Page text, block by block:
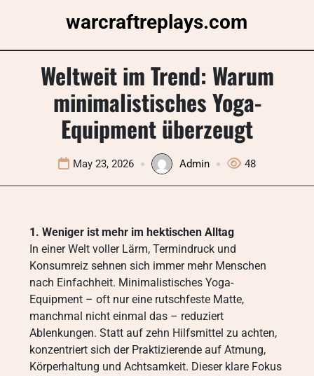
warcraftreplays.com
Weltweit im Trend: Warum
minimalistisches Yoga-
Equipment überzeugt
May 23, 2026 Admin 48
1. Weniger ist mehr im hektischen Alltag
In einer Welt voller Lärm, Termindruck und
Konsumreiz sehnen sich immer mehr Menschen
nach Einfachheit. Minimalistisches Yoga-
Equipment – oft nur eine rutschfeste Matte,
manchmal nicht einmal das – reduziert
Ablenkungen. Statt auf zehn Hilfsmittel zu achten,
konzentriert sich der Praktizierende auf Atmung,
Körperhaltung und Achtsamkeit. Dieser klare Fokus